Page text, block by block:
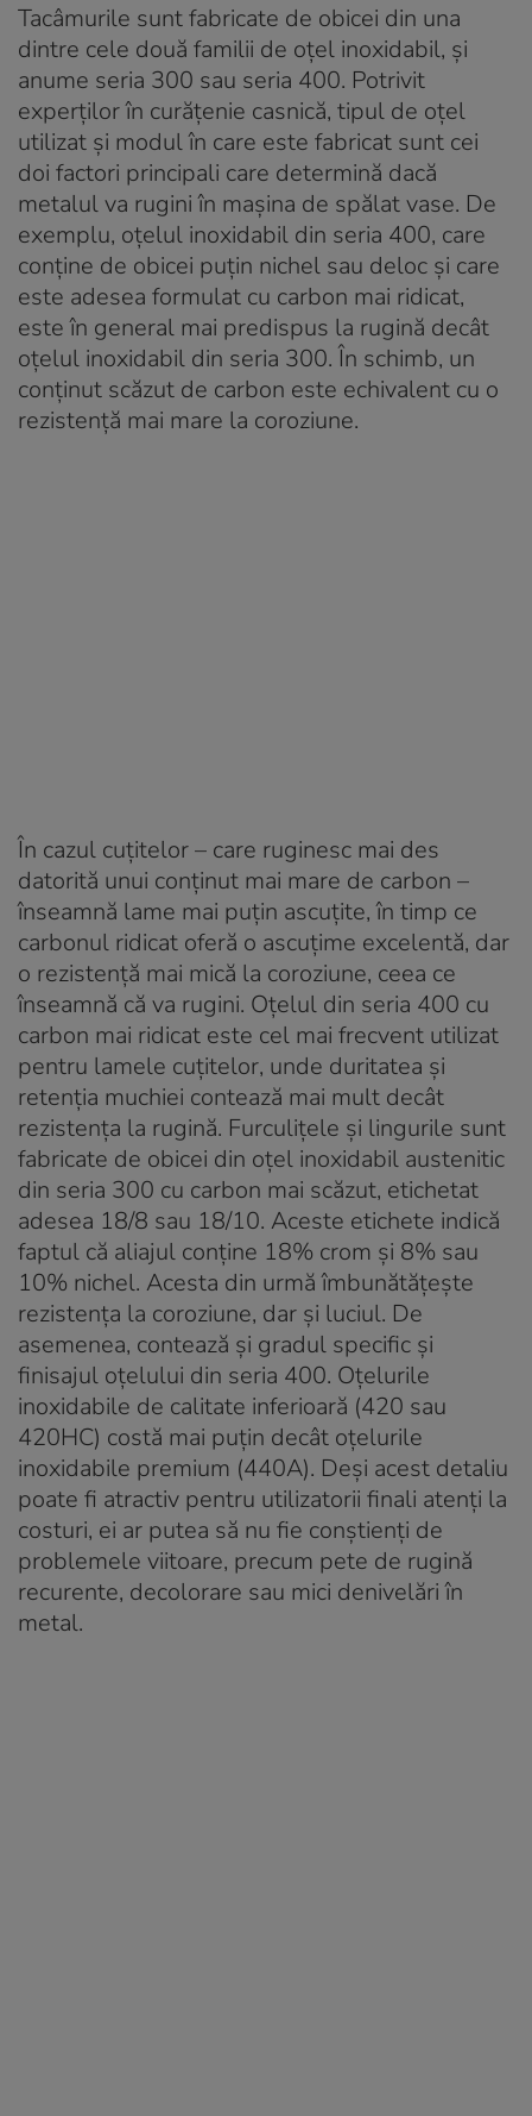
Tacâmurile sunt fabricate de obicei din una
dintre cele două familii de oțel inoxidabil, și
anume seria 300 sau seria 400. Potrivit
experților în curățenie casnică, tipul de oțel
utilizat și modul în care este fabricat sunt cei
doi factori principali care determină dacă
metalul va rugini în mașina de spălat vase. De
exemplu, oțelul inoxidabil din seria 400, care
conține de obicei puțin nichel sau deloc și care
este adesea formulat cu carbon mai ridicat,
este în general mai predispus la rugină decât
oțelul inoxidabil din seria 300. În schimb, un
conținut scăzut de carbon este echivalent cu o
rezistență mai mare la coroziune.
În cazul cuțitelor – care ruginesc mai des
datorită unui conținut mai mare de carbon –
înseamnă lame mai puțin ascuțite, în timp ce
carbonul ridicat oferă o ascuțime excelentă, dar
o rezistență mai mică la coroziune, ceea ce
înseamnă că va rugini. Oțelul din seria 400 cu
carbon mai ridicat este cel mai frecvent utilizat
pentru lamele cuțitelor, unde duritatea și
retenția muchiei contează mai mult decât
rezistența la rugină. Furculițele și lingurile sunt
fabricate de obicei din oțel inoxidabil austenitic
din seria 300 cu carbon mai scăzut, etichetat
adesea 18/8 sau 18/10. Aceste etichete indică
faptul că aliajul conține 18% crom și 8% sau
10% nichel. Acesta din urmă îmbunătățește
rezistența la coroziune, dar și luciul. De
asemenea, contează și gradul specific și
finisajul oțelului din seria 400. Oțelurile
inoxidabile de calitate inferioară (420 sau
420HC) costă mai puțin decât oțelurile
inoxidabile premium (440A). Deși acest detaliu
poate fi atractiv pentru utilizatorii finali atenți la
costuri, ei ar putea să nu fie conștienți de
problemele viitoare, precum pete de rugină
recurente, decolorare sau mici denivelări în
metal.